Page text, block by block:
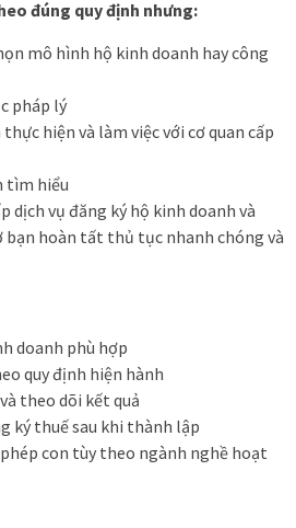
đúng quy định nhưng:
mô hình hộ kinh doanh hay công
pháp lý
hiện và làm việc với cơ quan cấp
tìm hiểu
dịch vụ đăng ký hộ kinh doanh và
hoàn tất thủ tục nhanh chóng và
doanh phù hợp
quy định hiện hành
theo dõi kết quả
ký thuế sau khi thành lập
con tùy theo ngành nghề hoạt